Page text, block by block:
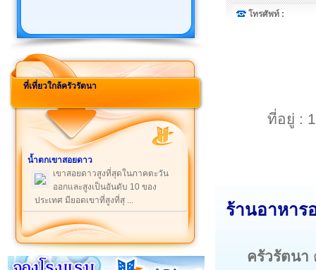
ที่เที่ยวใกล้ครัวรัตนา
น้ำตกเขาสอยดาว
เขาสอยดาวสูงที่สุดในภาคตะวัน
ออกและสูงเป็นอันดับ 10 ของ
ประเทศ มียอดเขาที่สูงที่สุ ...
โทรศัพท์ :
ที่อยู่ :
ร้านอาหาร
ครัวรัตนา